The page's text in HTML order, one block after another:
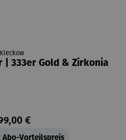
Kleckow
| 333er Gold & Zirkonia
€
Abo-Vorteilspreis